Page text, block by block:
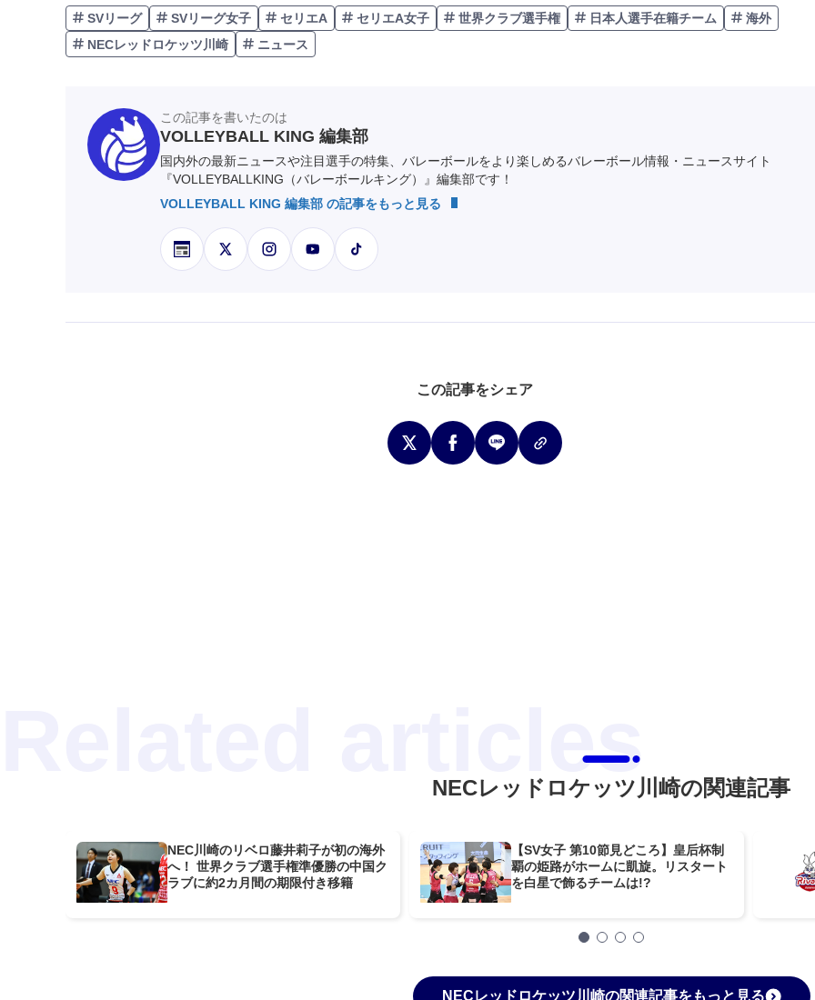
Unmute
SVリーグ SVリーグ女子 セリエA セリエA女子 世界クラブ選手権 日本人選手在籍チーム
海外
NECレッドロケッツ川崎
ニュース
この記事を書いたのは
VOLLEYBALL KING 編集部
国内外の最新ニュースや注目選手の特集、バレーボールをより楽しめるバレーボール情報・ニュースサイト
『VOLLEYBALLKING（バレーボールキング）』編集部です！
VOLLEYBALL KING 編集部 の記事をもっと見る
この記事をシェア
NECレッドロケッツ川崎の関連記事
NEC川崎のリベロ藤井莉子が初の海外
へ！ 世界クラブ選手権準優勝の中国ク
ラブに約2カ月間の期限付き移籍
【SV女子 第10節見どころ】皇后杯制
覇の姫路がホームに凱旋。リスタート
を白星で飾るチームは!?
NECレッドロケッツ川崎の関連記事をもっと見る